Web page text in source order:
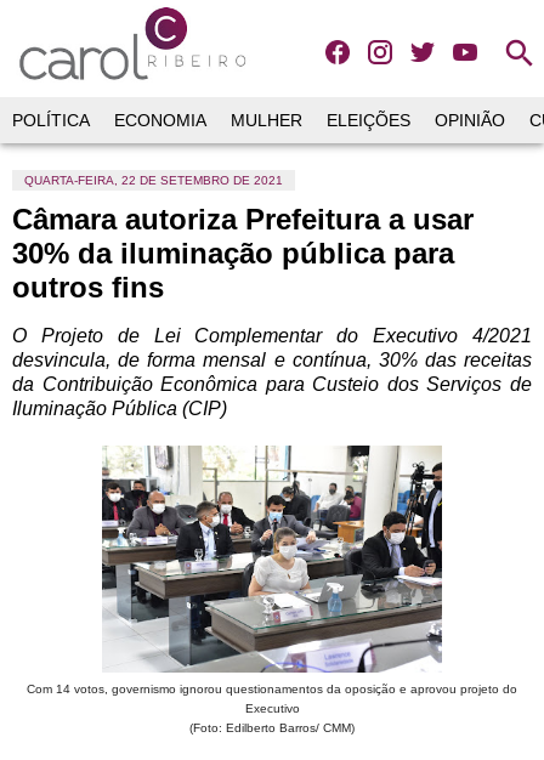
search
POLÍTICA ECONOMIA MULHER ELEIÇÕES OPINIÃO
QUARTA-FEIRA, 22 DE SETEMBRO DE 2021
Câmara autoriza Prefeitura a usar
30% da iluminação pública para
outros fins
O Projeto de Lei Complementar do Executivo 4/2021
desvincula, de forma mensal e contínua, 30% das receitas
da Contribuição Econômica para Custeio dos Serviços de
Iluminação Pública (CIP)
Com 14 votos, governismo ignorou questionamentos da oposição e aprovou projeto do
Executivo
(Foto: Edilberto Barros/ CMM)